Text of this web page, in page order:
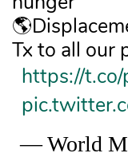
Tx to all our
https://t.co/
— World